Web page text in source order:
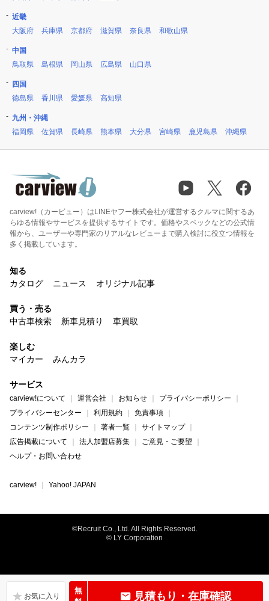
無
見積もり・在庫確認
近畿
大阪府
兵庫県 京都府 滋賀県 奈良県 和歌山県
中国
鳥取県
島根県 岡山県 広島県 山口県
四国
徳島県
香川県 愛媛県 高知県
九州・沖縄
福岡県
佐賀県 長崎県 熊本県 大分県 宮崎県 鹿児島県 沖縄県
carview!（カービュー）はLINEヤフー株式会社が運営するクルマに関するあ
らゆる情報やサービスを提供するサイトです。価格やスペックなどの公式情
報から、ユーザーや専門家のリアルなレビューまで購入検討に役立つ情報を
多く掲載しています。
知る
カタログ
ニュース オリジナル記事
買う・売る
中古車検索
新車見積り 車買取
楽しむ
マイカー
みんカラ
サービス
carview!について 運営会社 お知らせ
プライバシーポリシー
プライバシーセンター
利用規約
免責事項
コンテンツ制作ポリシー
著者一覧
サイトマップ
広告掲載について
法人加盟店募集
ご意見・ご要望
ヘルプ・お問い合わせ
carview! Yahoo! JAPAN
©Recruit Co., Ltd. All Rights Reserved.
© LY Corporation